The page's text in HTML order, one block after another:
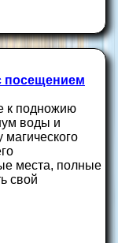
посещением
к подножию
воды и
места, полные
свой